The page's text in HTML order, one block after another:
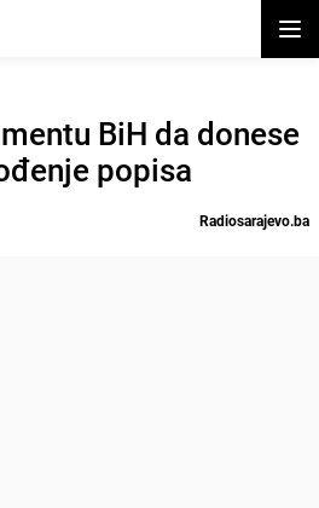
BiH da donese
popisa
Radiosarajevo.ba